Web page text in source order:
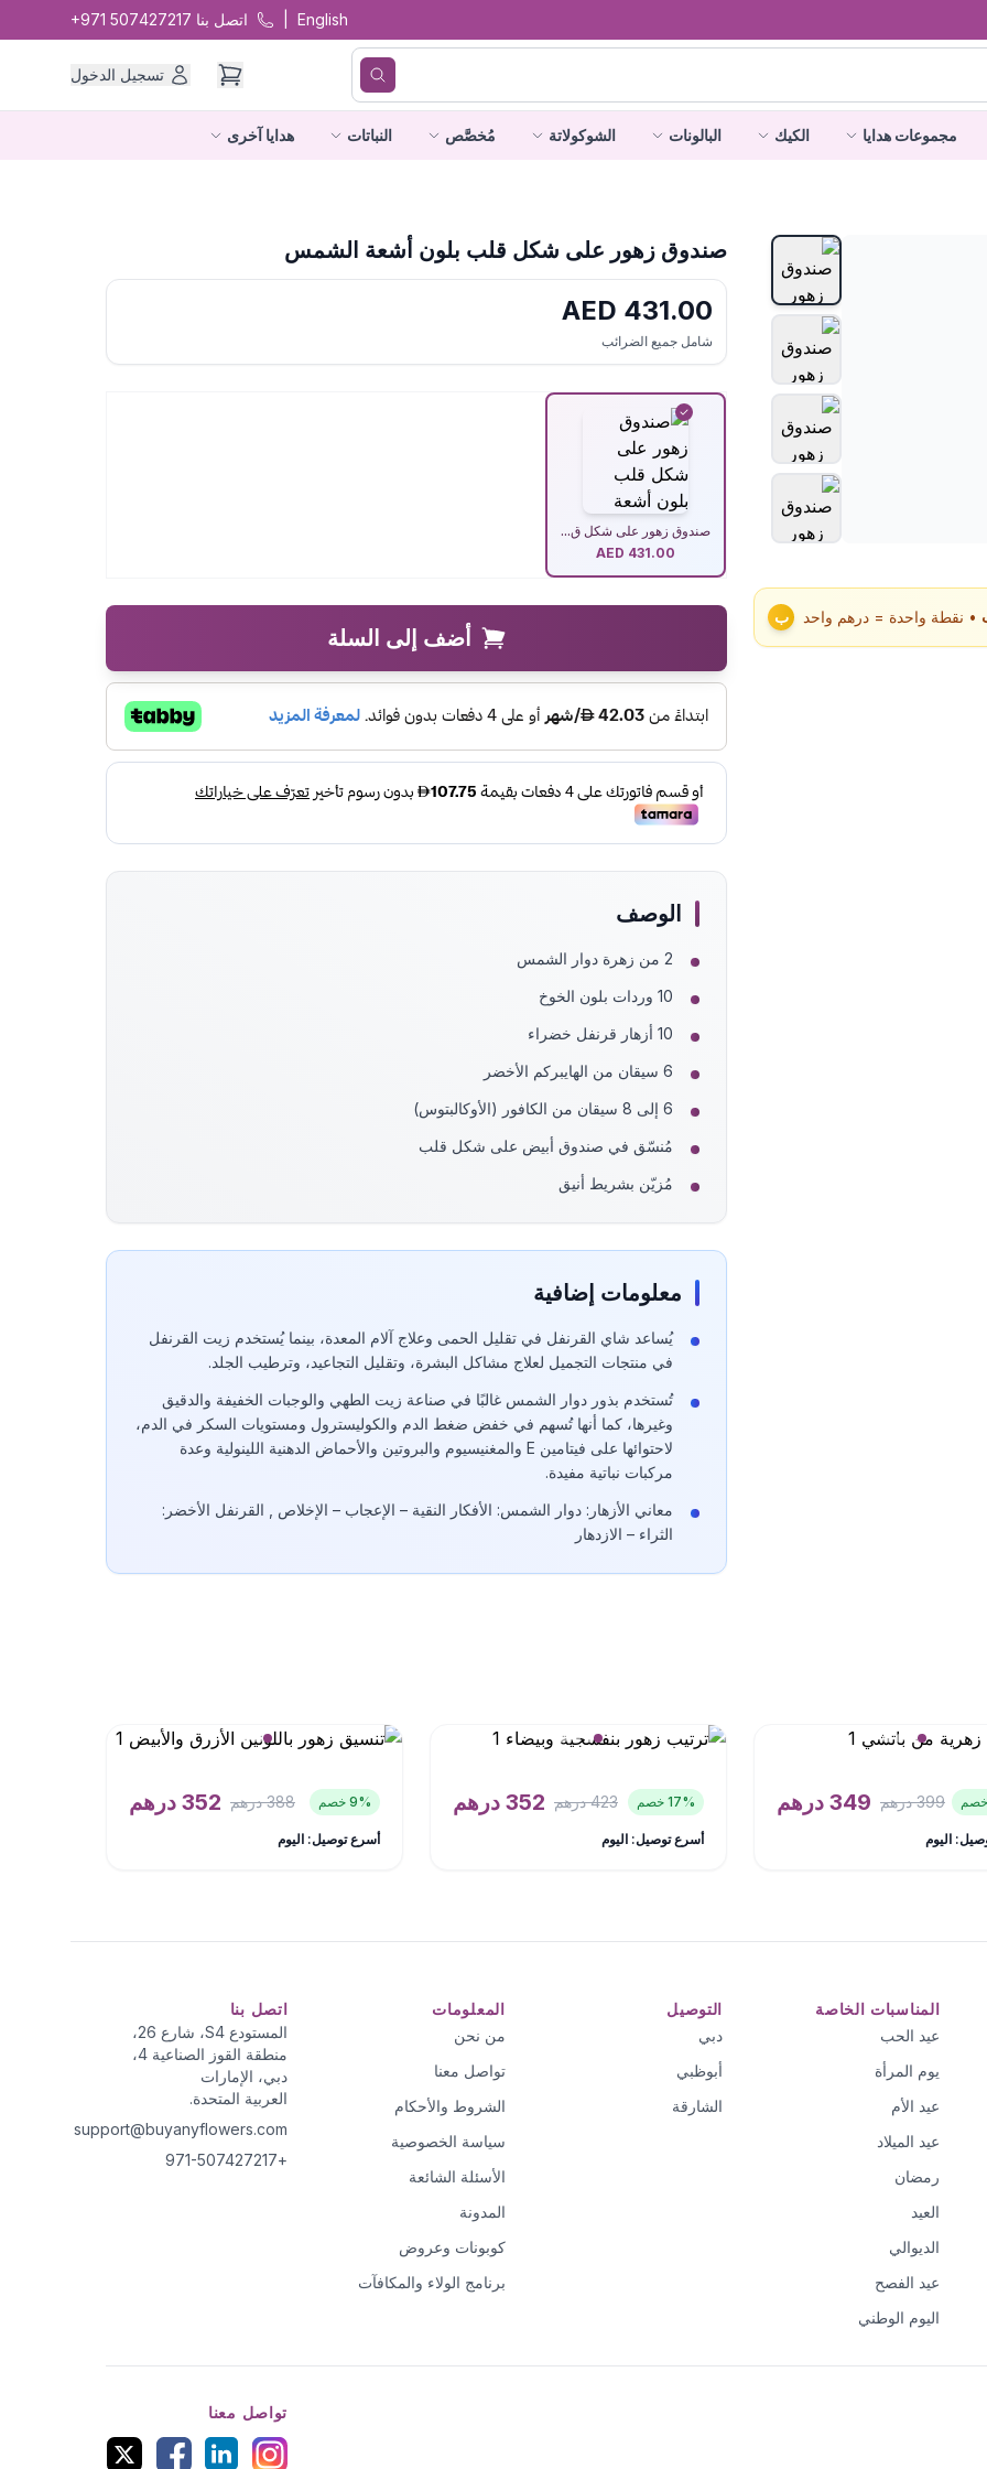
English اتصل بنا +971 507427217
تسجيل الدخول
مجموعات هدايا الكيك البالونات الشوكولاتة مُخصَّص النباتات هدايا آخرى
• نقطة واحدة = درهم واحد ب
صندوق زهور على شكل قلب بلون أشعة الشمس
431.00
شامل جميع الضرائب
صندوق زهور على شكل ق...
AED 431.00
أضف إلى السلة
الوصف
2 من زهرة دوار الشمس
10 وردات بلون الخوخ
10 أزهار قرنفل خضراء
6 سيقان من الهايبركم الأخضر
6 إلى 8 سيقان من الكافور (الأوكالبتوس)
مُنسّق في صندوق أبيض على شكل قلب
مُزيّن بشريط أنيق
معلومات إضافية
يُساعد شاي القرنفل في تقليل الحمى وعلاج آلام المعدة، بينما يُستخدم زيت القرنفل
في منتجات التجميل لعلاج مشاكل البشرة، وتقليل التجاعيد، وترطيب الجلد.
تُستخدم بذور دوار الشمس غالبًا في صناعة زيت الطهي والوجبات الخفيفة والدقيق
وغيرها، كما أنها تُسهم في خفض ضغط الدم والكوليسترول ومستويات السكر في الدم،
لاحتوائها على فيتامين E والمغنيسيوم والبروتين والأحماض الدهنية اللينولية وعدة
مركبات نباتية مفيدة.
معاني الأزهار: دوار الشمس: الأفكار النقية – الإعجاب – الإخلاص , القرنفل الأخضر:
الثراء – الازدهار
399درهم 349 درهم
اليوم
17% خصم 423درهم 352 درهم
أسرع توصيل: اليوم
9% خصم 388درهم 352 درهم
أسرع توصيل: اليوم
المناسبات الخاصة
عيد الحب
يوم المرأة
عيد الأم
عيد الميلاد
رمضان
العيد
الديوالي
عيد الفصح
اليوم الوطني
التوصيل
دبي
أبوظبي
الشارقة
المعلومات
من نحن
تواصل معنا
الشروط والأحكام
سياسة الخصوصية
الأسئلة الشائعة
المدونة
كوبونات وعروض
برنامج الولاء والمكافآت
اتصل بنا
المستودع S4، شارع 26،
منطقة القوز الصناعية 4،
دبي، الإمارات
العربية المتحدة.
support@buyanyflowers.com
+971-507427217
تواصل معنا